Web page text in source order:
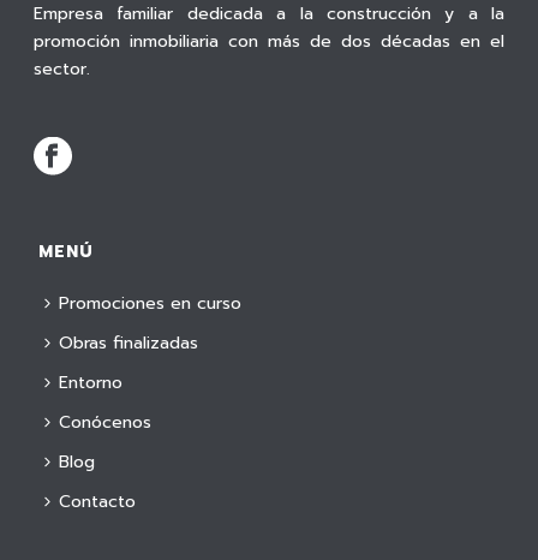
Empresa familiar dedicada a la construcción y a la
promoción inmobiliaria con más de dos décadas en el
sector.
MENÚ
Promociones en curso
Obras finalizadas
Entorno
Conócenos
Blog
Contacto